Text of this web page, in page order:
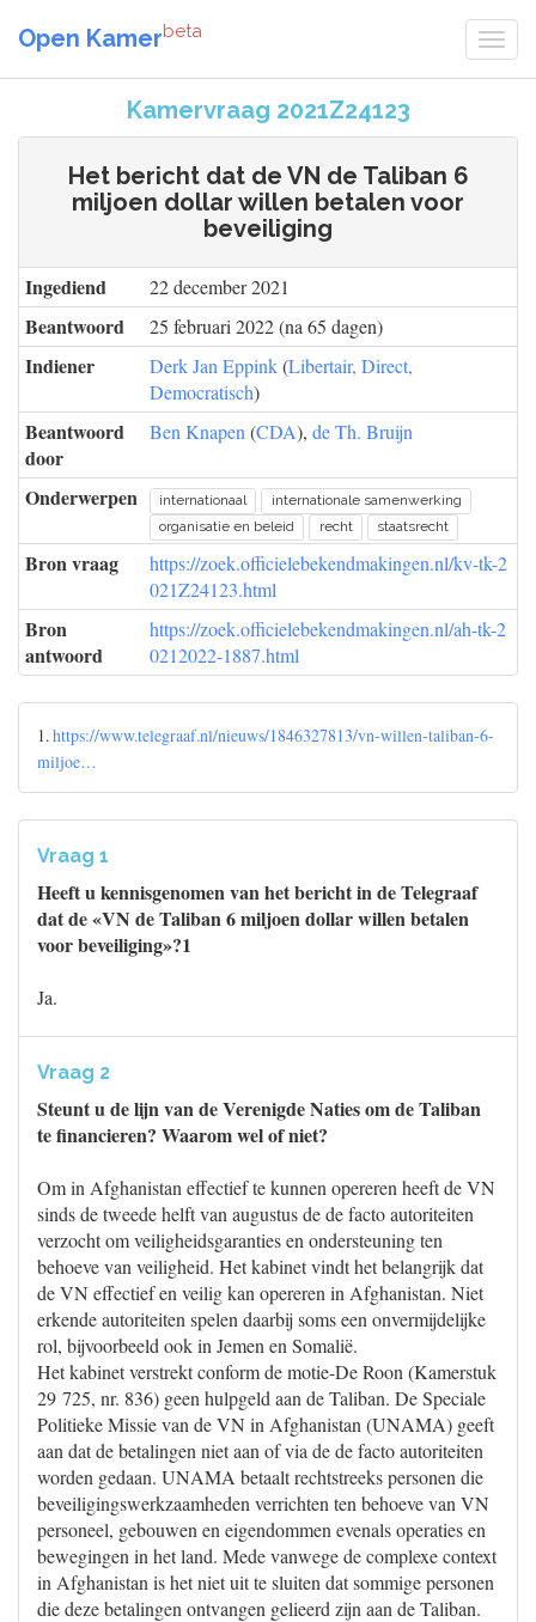
Open Kamerbeta
Kamervraag 2021Z24123
Het bericht dat de VN de Taliban 6
miljoen dollar willen betalen voor
beveiliging
Ingediend 22 december 2021
Beantwoord 25 februari 2022 (na 65 dagen)
Indiener Derk Jan Eppink(Libertair, Direct,
Democratisch)
Beantwoord
door
Ben Knapen (CDA), de Th. Bruijn
Onderwerpen internationaal
internationale samenwerking
organisatie en beleid
recht staatsrecht
Bron vraag
https://zoek.officielebekendmakingen.nl/kv-tk-2
021Z24123.html
Bron
antwoord
https://zoek.officielebekendmakingen.nl/ah-tk-2
0212022-1887.html
1.https://www.telegraaf.nl/nieuws/1846327813/vn-willen-taliban-6-
miljoe…
Vraag 1
Heeft u kennisgenomen van het bericht in de Telegraaf
dat de «VN de Taliban 6 miljoen dollar willen betalen
voor beveiliging»?1
Ja.
Vraag 2
Steunt u de lijn van de Verenigde Naties om de Taliban
te financieren? Waarom wel of niet?
Om in Afghanistan effectief te kunnen opereren heeft de VN
sinds de tweede helft van augustus de de facto autoriteiten
verzocht om veiligheidsgaranties en ondersteuning ten
behoeve van veiligheid. Het kabinet vindt het belangrijk dat
de VN effectief en veilig kan opereren in Afghanistan. Niet
erkende autoriteiten spelen daarbij soms een onvermijdelijke
rol, bijvoorbeeld ook in Jemen en Somalië.
Het kabinet verstrekt conform de motie-De Roon (Kamerstuk
29 725, nr. 836) geen hulpgeld aan de Taliban. De Speciale
Politieke Missie van de VN in Afghanistan (UNAMA) geeft
aan dat de betalingen niet aan of via de de facto autoriteiten
worden gedaan. UNAMA betaalt rechtstreeks personen die
beveiligingswerkzaamheden verrichten ten behoeve van VN
personeel, gebouwen en eigendommen evenals operaties en
bewegingen in het land. Mede vanwege de complexe context
in Afghanistan is het niet uit te sluiten dat sommige personen
die deze betalingen ontvangen gelieerd zijn aan de Taliban.